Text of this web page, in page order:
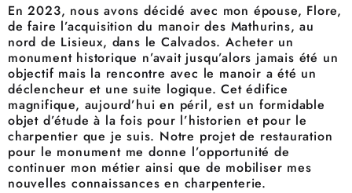
En 2023, nous avons décidé avec mon épouse, Flore,
de faire l’acquisition du manoir des Mathurins, au
nord de Lisieux, dans le Calvados. Acheter un
monument historique n’avait jusqu’alors jamais été un
objectif mais la rencontre avec le manoir a été un
déclencheur et une suite logique. Cet édifice
magnifique, aujourd’hui en péril, est un formidable
objet d’étude à la fois pour l’historien et pour le
charpentier que je suis. Notre projet de restauration
pour le monument me donne l’opportunité de
continuer mon métier ainsi que de mobiliser mes
nouvelles connaissances en charpenterie.